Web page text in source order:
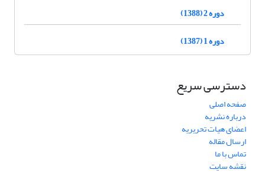
دوره 2 (1388)
دوره 1 (1387)
دسترسی سریع
صفحه اصلی
درباره نشریه
اعضای هیات تحریریه
ارسال مقاله
تماس با ما
نقشه سایت